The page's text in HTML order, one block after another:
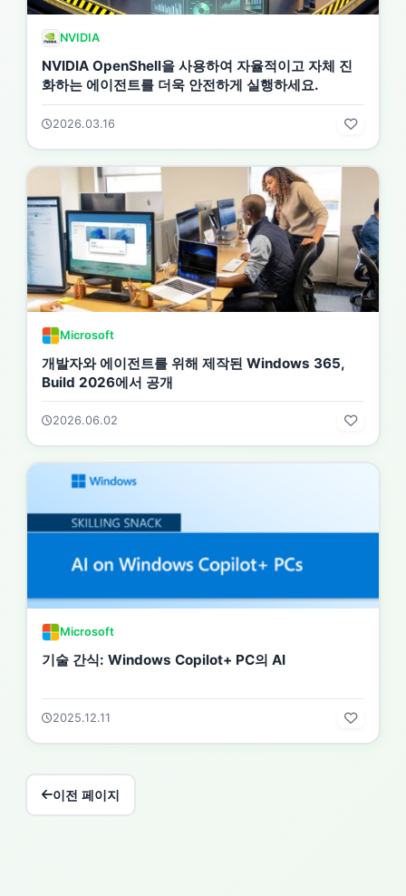
NVIDIA
NVIDIA OpenShell을 사용하여 자율적이고 자체 진
화하는 에이전트를 더욱 안전하게 실행하세요.
2026.03.16
Microsoft
개발자와 에이전트를 위해 제작된 Windows 365,
Build 2026에서 공개
2026.06.02
Microsoft
기술 간식: Windows Copilot+ PC의 AI
2025.12.11
이전 페이지